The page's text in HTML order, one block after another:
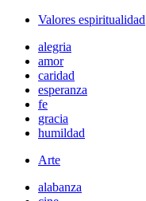
Valores espiritualidad
alegria
amor
caridad
esperanza
fe
gracia
humildad
Arte
alabanza